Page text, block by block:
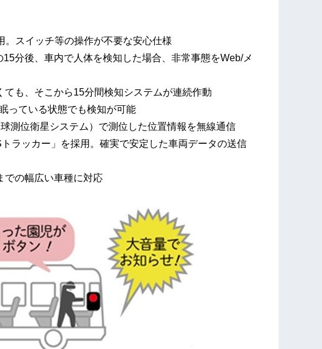
スイッチ等の操作が不要な安心仕様
分後、車内で人体を検知した場合、非常事態をWeb/メ
も、そこから15分間検知システムが連続作動
っている状態でも検知が可能
測位衛星システム）で測位した位置情報を無線通信
ラッカー」を採用。確実で安定した車両データの送信
での幅広い車種に対応